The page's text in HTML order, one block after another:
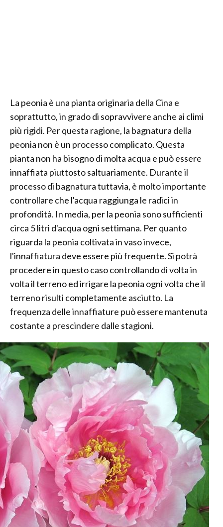
La peonia è una pianta originaria della Cina e
soprattutto, in grado di sopravvivere anche ai climi
più rigidi. Per questa ragione, la bagnatura della
peonia non è un processo complicato. Questa
pianta non ha bisogno di molta acqua e può essere
innaffiata piuttosto saltuariamente. Durante il
processo di bagnatura tuttavia, è molto importante
controllare che l'acqua raggiunga le radici in
profondità. In media, per la peonia sono sufficienti
circa 5 litri d'acqua ogni settimana. Per quanto
riguarda la peonia coltivata in vaso invece,
l'innaffiatura deve essere più frequente. Si potrà
procedere in questo caso controllando di volta in
volta il terreno ed irrigare la peonia ogni volta che il
terreno risulti completamente asciutto. La
frequenza delle innaffiature può essere mantenuta
costante a prescindere dalle stagioni.